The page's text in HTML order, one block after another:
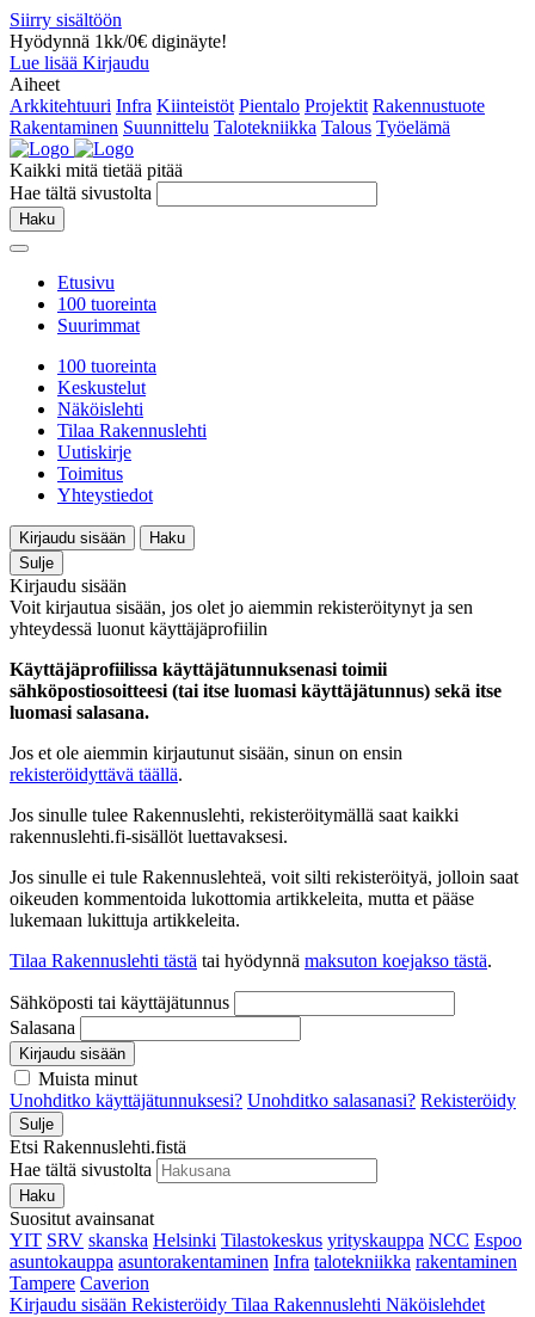
Siirry sisältöön
Hyödynnä 1kk/0€ diginäyte!
Lue lisää Kirjaudu
Aiheet
Arkkitehtuuri Infra Kiinteistöt Pientalo Projektit Rakennustuote
Rakentaminen Suunnittelu Talotekniikka Talous Työelämä
Kaikki mitä tietää pitää
Hae tältä sivustolta
Haku
Etusivu
100 tuoreinta
Suurimmat
100 tuoreinta
Keskustelut
Näköislehti
Tilaa Rakennuslehti
Uutiskirje
Toimitus
Yhteystiedot
Kirjaudu sisään
Haku
Sulje
Kirjaudu sisään
Voit kirjautua sisään, jos olet jo aiemmin rekisteröitynyt ja sen
yhteydessä luonut käyttäjäprofiilin
Käyttäjäprofiilissa käyttäjätunnuksenasi toimii
sähköpostiosoitteesi (tai itse luomasi käyttäjätunnus) sekä itse
luomasi salasana.
Jos et ole aiemmin kirjautunut sisään, sinun on ensin
rekisteröidyttävä täällä.
Jos sinulle tulee Rakennuslehti, rekisteröitymällä saat kaikki
rakennuslehti.fi-sisällöt luettavaksesi.
Jos sinulle ei tule Rakennuslehteä, voit silti rekisteröityä, jolloin saat
oikeuden kommentoida lukottomia artikkeleita, mutta et pääse
lukemaan lukittuja artikkeleita.
Tilaa Rakennuslehti tästä tai hyödynnä maksuton koejakso tästä.
Sähköposti tai käyttäjätunnus
Salasana
Kirjaudu sisään
Muista minut
Unohditko käyttäjätunnuksesi? Unohditko salasanasi? Rekisteröidy
Sulje
Etsi Rakennuslehti.fistä
Hae tältä sivustolta
Haku
Suositut avainsanat
YIT SRV skanska Helsinki Tilastokeskus yrityskauppa NCC Espoo
asuntokauppa asuntorakentaminen Infra talotekniikka rakentaminen
Tampere Caverion
Kirjaudu sisään Rekisteröidy Tilaa Rakennuslehti Näköislehdet